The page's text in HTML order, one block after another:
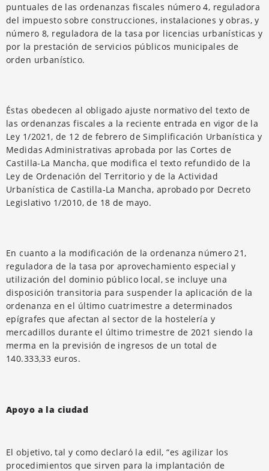
puntuales de las ordenanzas fiscales número 4, reguladora
del impuesto sobre construcciones, instalaciones y obras, y
número 8, reguladora de la tasa por licencias urbanísticas y
por la prestación de servicios públicos municipales de
orden urbanístico.
Éstas obedecen al obligado ajuste normativo del texto de
las ordenanzas fiscales a la reciente entrada en vigor de la
Ley 1/2021, de 12 de febrero de Simplificación Urbanística y
Medidas Administrativas aprobada por las Cortes de
Castilla-La Mancha, que modifica el texto refundido de la
Ley de Ordenación del Territorio y de la Actividad
Urbanística de Castilla-La Mancha, aprobado por Decreto
Legislativo 1/2010, de 18 de mayo.
En cuanto a la modificación de la ordenanza número 21,
reguladora de la tasa por aprovechamiento especial y
utilización del dominio público local, se incluye una
disposición transitoria para suspender la aplicación de la
ordenanza en el último cuatrimestre a determinados
epígrafes que afectan al sector de la hostelería y
mercadillos durante el último trimestre de 2021 siendo la
merma en la previsión de ingresos de un total de
140.333,33 euros.
Apoyo a la ciudad
El objetivo, tal y como declaró la edil, “es agilizar los
procedimientos que sirven para la implantación de